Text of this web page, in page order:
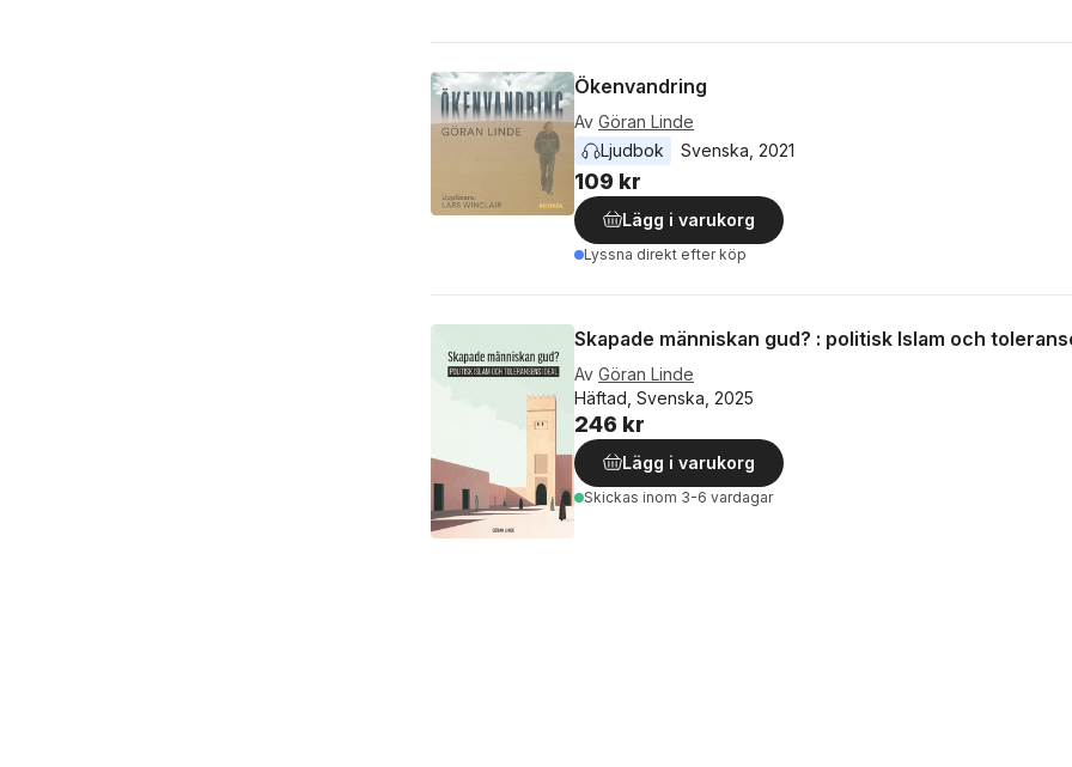
Ökenvandring
Av Göran Linde
Ljudbok
Svenska 2021
109 kr
Lägg i varukorg
Lyssna direkt efter köp
Skapade människan gud? : politisk Islam och
Av Göran Linde
Häftad, Svenska, 2025
246 kr
Lägg i varukorg
Skickas inom 3-6 vardagar